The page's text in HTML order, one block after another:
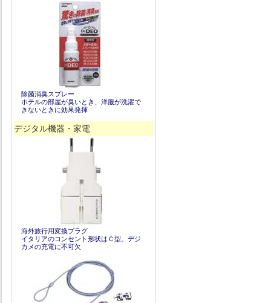
除菌消臭スプレー
ホテルの部屋が臭いとき、洋服が洗濯で
きないときに効果発揮
デジタル機器・家電
海外旅行用変換プラグ
イタリアのコンセント形状はＣ型。デジ
カメの充電に不可欠